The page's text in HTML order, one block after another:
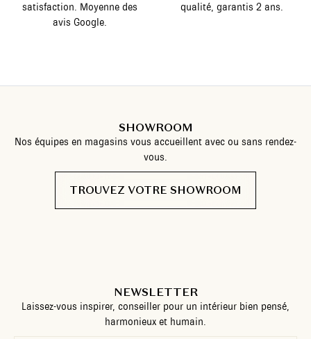
satisfaction. Moyenne des
avis Google.
qualité, garantis 2 ans.
SHOWROOM
Nos équipes en magasins vous accueillent avec ou sans rendez-
vous.
TROUVEZ VOTRE SHOWROOM
NEWSLETTER
Laissez-vous inspirer, conseiller pour un intérieur bien pensé,
harmonieux et humain.